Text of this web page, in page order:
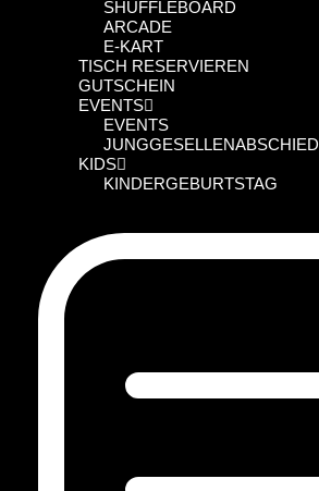
SHUFFLEBOARD
ARCADE
E-KART
TISCH RESERVIEREN
GUTSCHEIN
EVENTS
EVENTS
JUNGGESELLENABSCHIED
KIDS
KINDERGEBURTSTAG